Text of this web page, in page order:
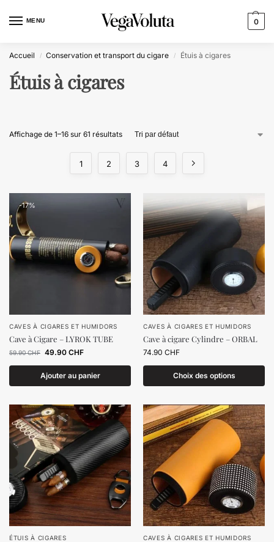
MENU 0
Accueil / Conservation et transport du cigare / Étuis à cigares
Étuis à cigares
Affichage de 1–16 sur 61 résultats
1 2 3 4
-17%
CAVES À CIGARES ET HUMIDORS
Cave à Cigare – LYROK TUBE
59.90CHF 49.90 CHF
Ajouter au panier
CAVES À CIGARES ET HUMIDORS
Cave à cigare Cylindre – ORBAL
74.90 CHF
Choix des options
ÉTUIS À CIGARES CAVES À CIGARES ET HUMIDORS